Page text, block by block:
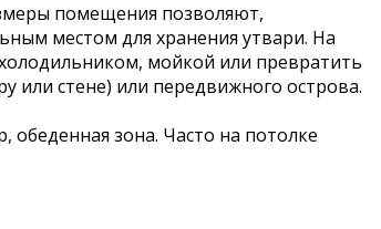
помещения позволяют,
местом для хранения утвари. На
мойкой или превратить
или стене) или передвижного острова.
обеденная зона. Часто на потолке